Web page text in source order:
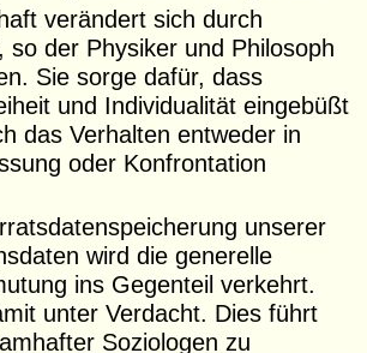
verändert sich durch
so der Physiker und Philosoph
Sie sorge dafür, dass
und Individualität eingebüßt
das Verhalten entweder in
oder Konfrontation
unserer
wird die generelle
ins Gegenteil verkehrt.
unter Verdacht. Dies führt
Soziologen zu